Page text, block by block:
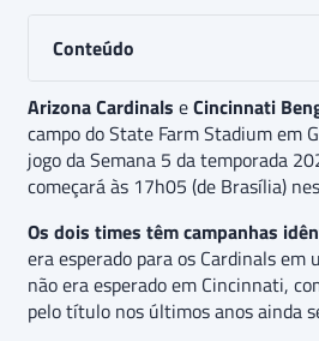
Conteúdo
Arizona Cardinals eCincinnati
campo do State Farm Stadium em
jogo da Semana 5 da temporada
começará às 17h05 (de Brasília)
Os dois times têm campanhas
era esperado para os Cardinals em
não era esperado em Cincinnati,
pelo título nos últimos anos ainda